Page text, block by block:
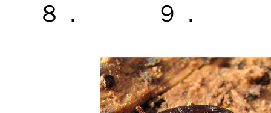
８． ９． 10．